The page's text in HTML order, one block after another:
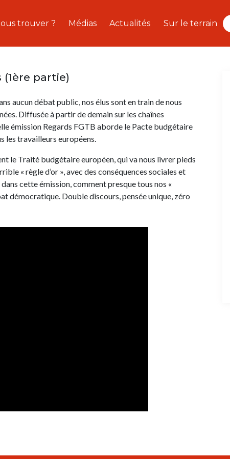
trouver ? Médias Actualités Sur le terrain
partie)
aucun débat public, nos élus sont en train de nous
Diffusée à partir de demain sur les chaînes
émission Regards FGTB aborde le Pacte budgétaire
les travailleurs européens.
le Traité budgétaire européen, qui va nous livrer pieds
« règle d’or », avec des conséquences sociales et
cette émission, comment presque tous nos «
démocratique. Double discours, pensée unique, zéro